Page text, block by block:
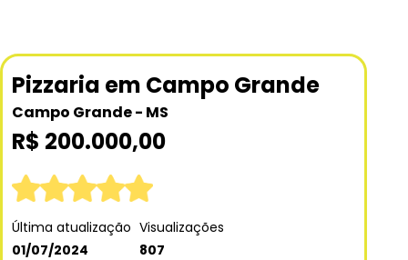
Pizzaria em Campo Grande
Campo Grande - MS
R$ 200.000,00
Última atualização
01/07/2024
Visualizações
807